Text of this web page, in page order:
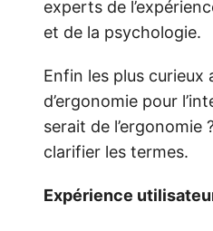
experts de
et de la psychologie.
Enfin les plus curieux
d’ergonomie pour
serait de l’ergonomie
clarifier les termes.
Expérience